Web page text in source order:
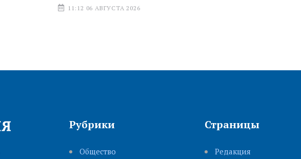
11:12 06 АВГУСТА 2026
Рубрики
Общество
Страницы
Редакция